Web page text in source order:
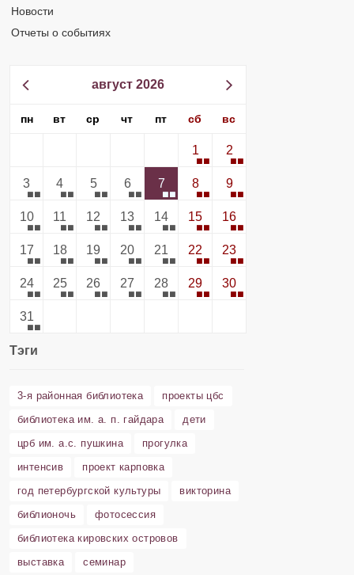
Новости
Отчеты о событиях
август 2026
пн вт ср чт пт сб вс
1 2
3 4 5 6 7 8 9
10 11 12 13 14 15 16
17 18 19 20 21 22 23
24 25 26 27 28 29 30
31
Тэги
3-я районная библиотека
проекты цбс
библиотека им. а. п. гайдара
дети
црб им. а.с. пушкина
прогулка
интенсив
проект карповка
год петербургской культуры
викторина
библионочь
фотосессия
библиотека кировских островов
выставка
семинар